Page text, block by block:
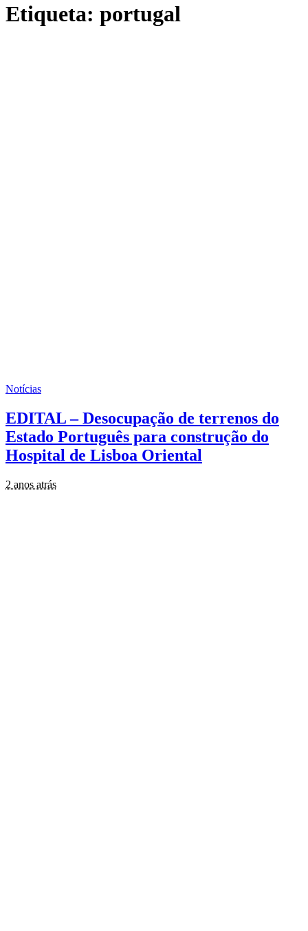
Etiqueta: portugal
Notícias
EDITAL – Desocupação de terrenos do
Estado Português para construção do
Hospital de Lisboa Oriental
2 anos atrás